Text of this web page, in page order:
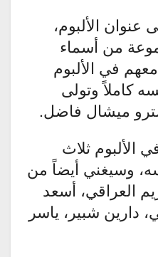
عنوان الألبوم،
من أسماء
في الألبوم
كاملاً وتولى
ميشال فاضل.
ثلاث
وسيغني أيضاً من
العراقي، أسعد
دارين شبير، ياسر